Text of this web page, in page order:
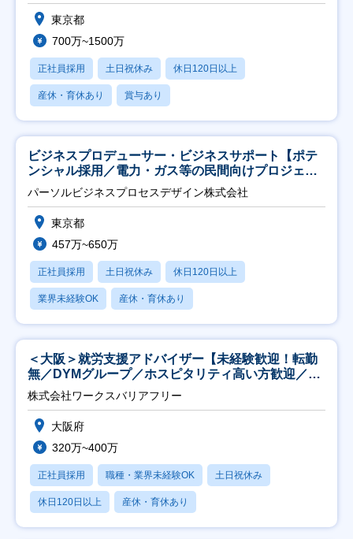
東京都
700万~1500万
正社員採用 土日祝休み 休日120日以上
産休・育休あり 賞与あり
ビジネスプロデューサー・ビジネスサポート【ポテ
ンシャル採用／電力・ガス等の民間向けプロジェク
ト推進】
パーソルビジネスプロセスデザイン株式会社
東京都
457万~650万
正社員採用 土日祝休み 休日120日以上
業界未経験OK 産休・育休あり
＜大阪＞就労支援アドバイザー【未経験歓迎！転勤
無／DYMグループ／ホスピタリティ高い方歓迎／土
日祝】
株式会社ワークスバリアフリー
大阪府
320万~400万
正社員採用 職種・業界未経験OK 土日祝休み
休日120日以上 産休・育休あり